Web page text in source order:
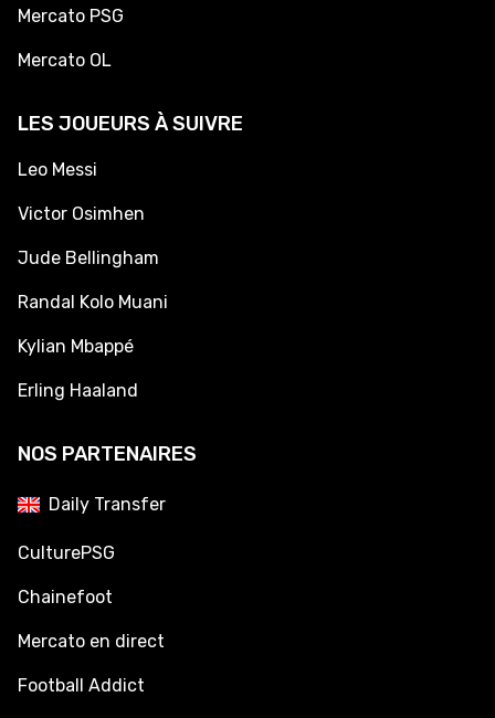
Mercato PSG
Mercato OL
LES JOUEURS À SUIVRE
Leo Messi
Victor Osimhen
Jude Bellingham
Randal Kolo Muani
Kylian Mbappé
Erling Haaland
NOS PARTENAIRES
Daily Transfer
CulturePSG
Chainefoot
Mercato en direct
Football Addict